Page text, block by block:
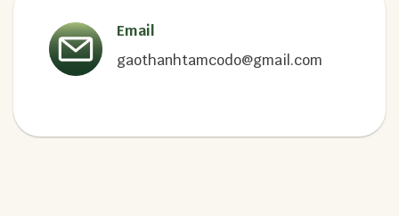
Email
gaothanhtamcodo@gmail.com